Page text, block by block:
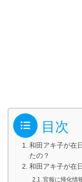
目次
和田アキ子が在
たの？
和田アキ子が在
官報に帰化情